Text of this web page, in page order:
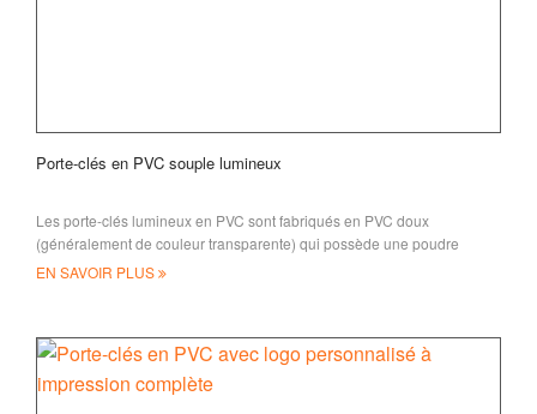
Porte-clés en PVC souple lumineux
Les porte-clés lumineux en PVC sont fabriqués en PVC doux
(généralement de couleur transparente) qui possède une poudre
spéciale phosphorescente mélangée
EN SAVOIR PLUS